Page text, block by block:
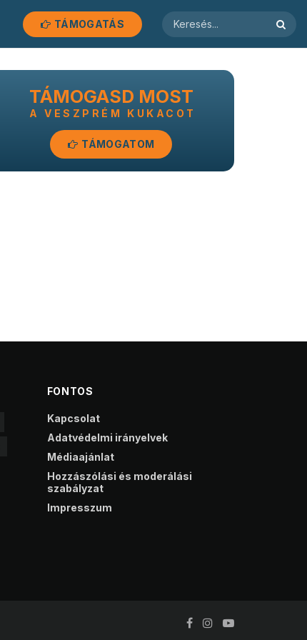
TÁMOGATÁS
TÁMOGASD MOST
A VESZPRÉM KUKACOT
TÁMOGATOM
FONTOS
Kapcsolat
Adatvédelmi irányelvek
Médiaajánlat
Hozzászólási és moderálási
szabályzat
Impresszum